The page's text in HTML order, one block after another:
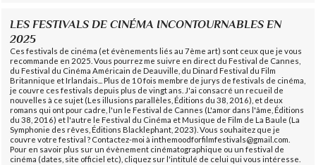
LES FESTIVALS DE CINÉMA INCONTOURNABLES EN
2025
Ces festivals de cinéma (et évènements liés au 7ème art) sont ceux que je vous
recommande en 2025. Vous pourrez me suivre en direct du Festival de Cannes,
du Festival du Cinéma Américain de Deauville, du Dinard Festival du Film
Britannique et Irlandais... Plus de 10 fois membre de jurys de festivals de cinéma,
je couvre ces festivals depuis plus de vingt ans. J'ai consacré un recueil de
nouvelles à ce sujet (Les illusions parallèles, Éditions du 38, 2016), et deux
romans qui ont pour cadre, l'un le Festival de Cannes (L'amor dans l'âme, Éditions
du 38, 2016) et l'autre le Festival du Cinéma et Musique de Film de La Baule (La
Symphonie des rêves, Éditions Blacklephant, 2023). Vous souhaitez que je
couvre votre festival ? Contactez-moi à inthemoodforfilmfestivals@gmail.com.
Pour en savoir plus sur un évènement cinématographique ou un festival de
cinéma (dates, site officiel etc), cliquez sur l'intitulé de celui qui vous intéresse.